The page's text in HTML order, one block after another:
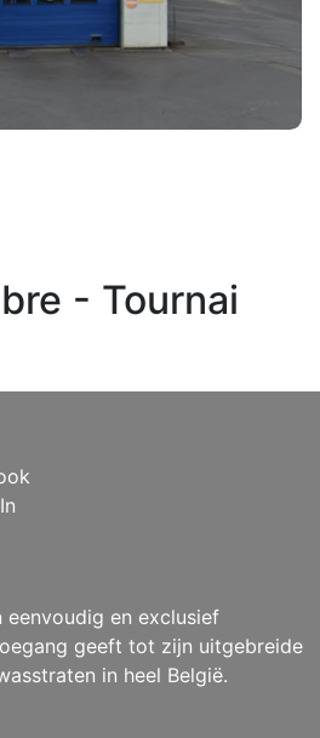
- Tournai
eenvoudig en exclusief
geeft tot zijn uitgebreide
in heel België.